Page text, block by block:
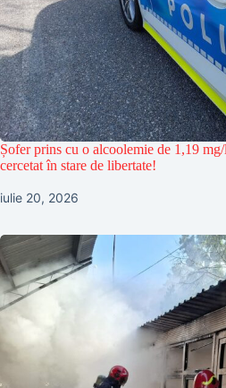
Șofer prins cu o alcoolemie de 1,19
cercetat în stare de libertate!
iulie 20, 2026